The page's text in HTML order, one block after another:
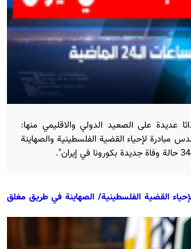
عديدة على الصعيد الدولي والاقليمي منها:
مبادرة لإحياء القضية الفلسطينية والصهاينة
القضية الفلسطينية/ الصهاينة في طريق مغلق